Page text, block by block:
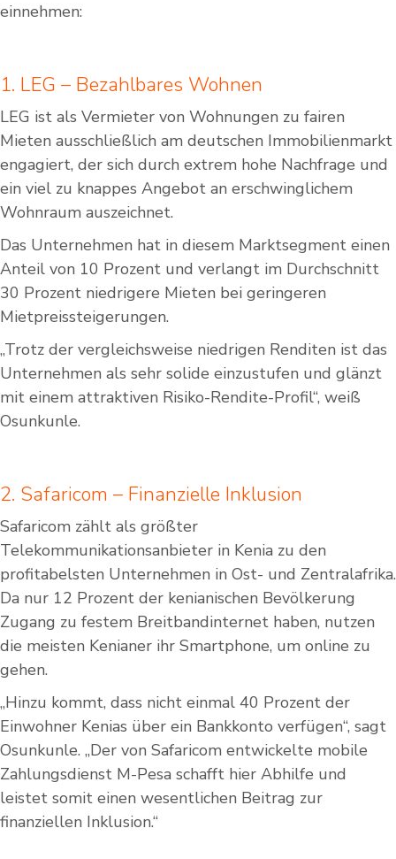
einnehmen:
1. LEG – Bezahlbares Wohnen
LEG ist als Vermieter von Wohnungen zu fairen
Mieten ausschließlich am deutschen Immobilienmarkt
engagiert, der sich durch extrem hohe Nachfrage und
ein viel zu knappes Angebot an erschwinglichem
Wohnraum auszeichnet.
Das Unternehmen hat in diesem Marktsegment einen
Anteil von 10 Prozent und verlangt im Durchschnitt
30 Prozent niedrigere Mieten bei geringeren
Mietpreissteigerungen.
„Trotz der vergleichsweise niedrigen Renditen ist das
Unternehmen als sehr solide einzustufen und glänzt
mit einem attraktiven Risiko-Rendite-Profil“, weiß
Osunkunle.
2. Safaricom – Finanzielle Inklusion
Safaricom zählt als größter
Telekommunikationsanbieter in Kenia zu den
profitabelsten Unternehmen in Ost- und Zentralafrika.
Da nur 12 Prozent der kenianischen Bevölkerung
Zugang zu festem Breitbandinternet haben, nutzen
die meisten Kenianer ihr Smartphone, um online zu
gehen.
„Hinzu kommt, dass nicht einmal 40 Prozent der
Einwohner Kenias über ein Bankkonto verfügen“, sagt
Osunkunle. „Der von Safaricom entwickelte mobile
Zahlungsdienst M-Pesa schafft hier Abhilfe und
leistet somit einen wesentlichen Beitrag zur
finanziellen Inklusion.“